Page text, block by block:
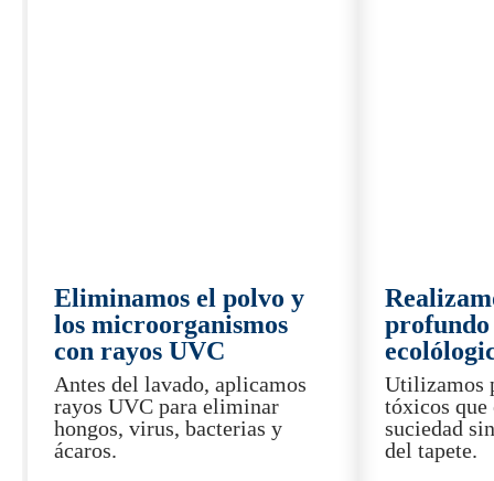
Eliminamos el polvo y
los microorganismos
con rayos UVC
Antes del lavado, aplicamos
rayos UVC para eliminar
hongos, virus, bacterias y
ácaros.
profundo
Utilizamos
tóxicos
suciedad
del tapete.